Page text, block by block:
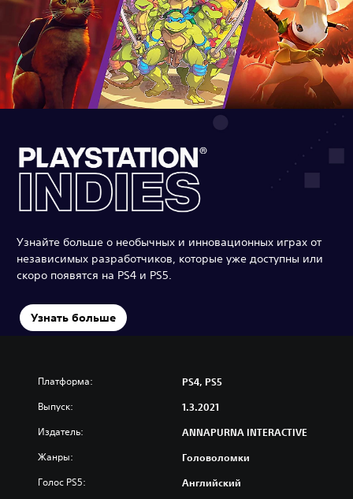
Узнайте больше о необычных и инновационных играх от
независимых разработчиков, которые уже доступны или
скоро появятся на PS4 и PS5.
Узнать больше
Платформа: PS4, PS5
Выпуск: 1.3.2021
Издатель: ANNAPURNA INTERACTIVE
Жанры: Головоломки
Голос PS5: Английский